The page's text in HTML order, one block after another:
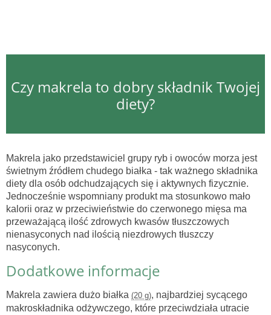
Czy makrela to dobry składnik Twojej
diety?
Makrela jako przedstawiciel grupy ryb i owoców morza jest
świetnym źródłem chudego białka - tak ważnego składnika
diety dla osób odchudzających się i aktywnych fizycznie.
Jednocześnie wspomniany produkt ma stosunkowo mało
kalorii oraz w przeciwieństwie do czerwonego mięsa ma
przeważającą ilość zdrowych kwasów tłuszczowych
nienasyconych nad ilością niezdrowych tłuszczy
nasyconych.
Dodatkowe informacje
Makrela zawiera dużo białka (20 g), najbardziej sycącego
makroskładnika odżywczego, które przeciwdziała utracie